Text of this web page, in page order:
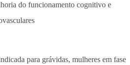
do funcionamento cognitivo e